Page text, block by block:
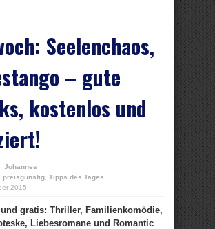
Seelenchaos,
– gute
kostenlos und
Johannes
preisgünstig Tipps des Tages
2015
und gratis: Thriller, Familienkomödie,
Liebesromane und Romantic